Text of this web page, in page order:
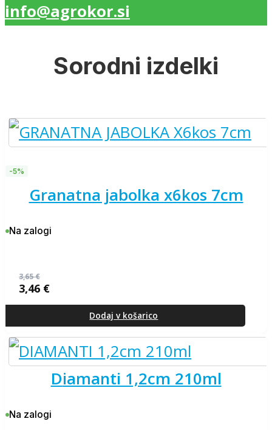
info@agrokor.si
Sorodni izdelki
-5%
granatna jabolka x6kos 7cm
Na zalogi
3,65€
cena
3,65 €.
3,46 €
cena
Dodaj v košarico
diamanti 1,2cm 210ml
Na zalogi